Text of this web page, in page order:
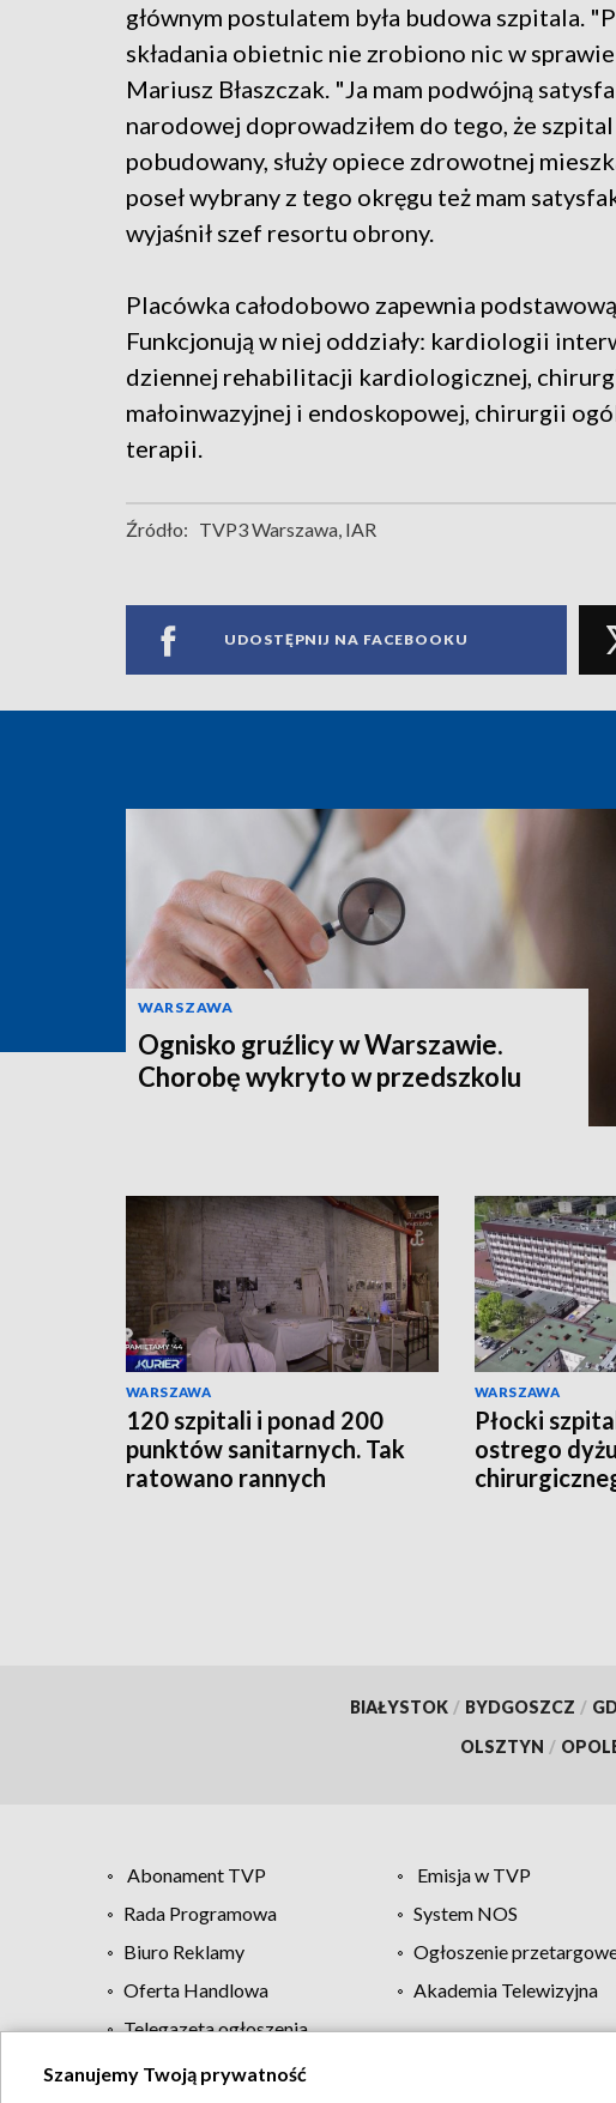
głównym postulatem była budowa szpitala.
składania obietnic nie zrobiono nic w
Mariusz Błaszczak. "Ja mam podwójną
narodowej doprowadziłem do tego, że
pobudowany, służy opiece zdrowotnej
poseł wybrany z tego okręgu też mam
wyjaśnił szef resortu obrony.
Placówka całodobowo zapewnia
Funkcjonują w niej oddziały: kardiologii
dziennej rehabilitacji kardiologicznej,
małoinwazyjnej i endoskopowej, chirurgii
terapii.
Źródło: TVP3 Warszawa, IAR
UDOSTĘPNIJ NA FACEBOOKU
WARSZAWA
Ognisko gruźlicy w Warszawie.
Chorobę wykryto w przedszkolu
WARSZAWA
120 szpitali i ponad 200
punktów sanitarnych. Tak
ratowano rannych
WARSZAWA
Płocki
ostrego
BIAŁYSTOK / BYDGOSZCZ /
OLSZTYN /
Abonament TVP Emisja w TVP
Rada Programowa
System NOS
Biuro Reklamy
Ogłoszenie
Oferta Handlowa
Akademia Telewizyjna
Telegazeta ogłoszenia
Szanujemy Twoją prywatność